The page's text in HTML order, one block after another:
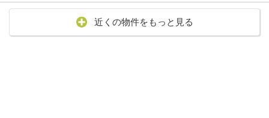
近くの物件をもっと見る